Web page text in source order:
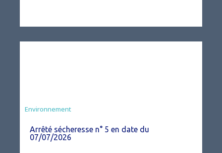
Agriculture
Environnement
Arrêté sécheresse n° 5 en date du
07/07/2026